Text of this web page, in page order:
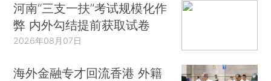
河南“三支一扶”考试规模化作
弊 内外勾结提前获取试卷
2026年08月07日
海外金融专才回流香港 外籍